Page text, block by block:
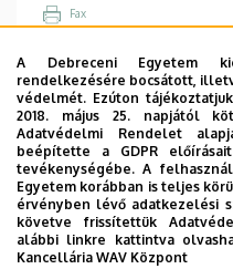
Fax
Email
gyokose@agr.unideb.hu
Cím
4032 Debrecen,
Épület, emelet, ajtó
ATK Üvegház
Weboldalak
A Debreceni Egyetem
rendelkezésére bocsátott,
védelmét. Ezúton
2018. május 25. napjától
Adatvédelmi Rendelet
beépítette a GDPR
tevékenységébe. A
Egyetem korábban is teljes
érvényben lévő adatkezelési
követve frissítettük
alábbi linkre kattintva
Kancellária WAV Központ